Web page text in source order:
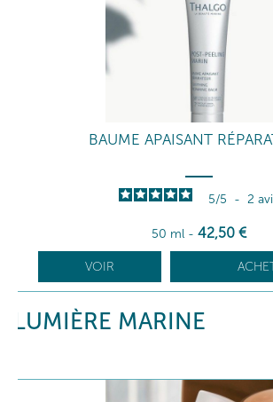
BAUME APAISANT
5/5 - 2
50 ml - 42,50 €
VOIR
LUMIÈRE MARINE